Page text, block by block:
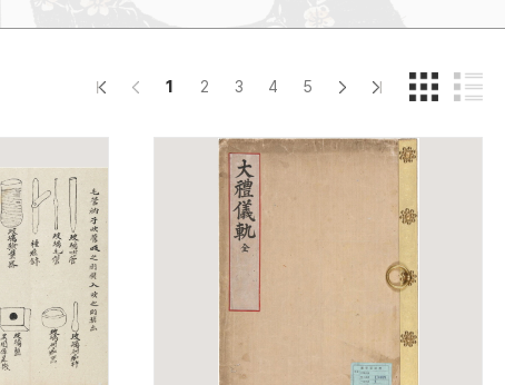
신진학자 초청 연구교류 사업
규장각-산기 연구비 지원 사업
기획연구
홍재 한국학 펠로십 프로그램
1 2 3 4 5